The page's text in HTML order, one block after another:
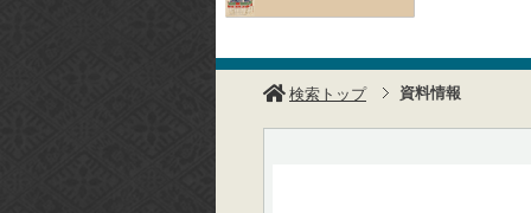
検索トップ 資料情報